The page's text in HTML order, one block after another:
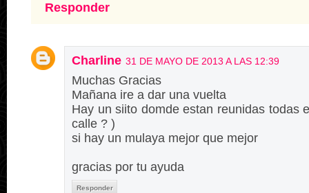
Responder
Charline 31 DE MAYO DE 2013 A LAS 12:39
Muchas Gracias
Mañana ire a dar una vuelta
Hay un siito domde estan reunidas todas
calle ? )
si hay un mulaya mejor que mejor
gracias por tu ayuda
Responder